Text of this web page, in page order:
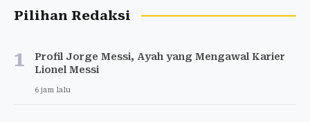
Pilihan Redaksi
1
Profil Jorge Messi, Ayah yang Mengawal Karier
Lionel Messi
6 jam lalu